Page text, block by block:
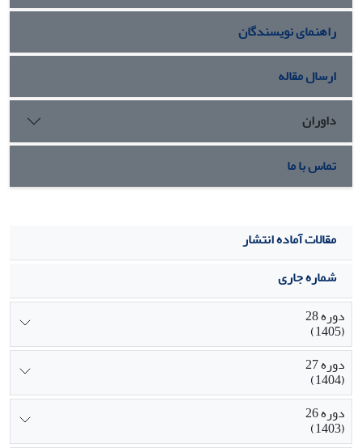
متیل جاسمونات و سالیسیلیک اسید راهکاری برای افزایش کیفیت
و ماندگاری پس از برداشت رزهای بریدنی توصیه می‌شود.
راهنمای نویسندگان
ارسال مقاله
داوران
تماس با ما
مقالات آماده انتشار
شماره جاری
دوره 28
(1405)
دوره 27
(1404)
دوره 26
(1403)